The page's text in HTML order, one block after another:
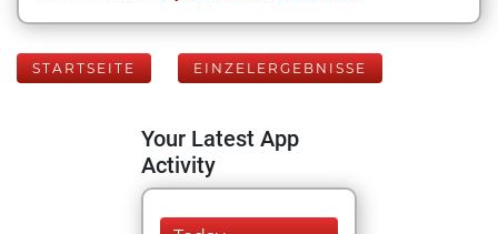
STARTSEITE EINZELERGEBNISSE
Your Latest App
Activity